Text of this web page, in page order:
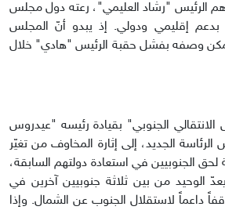
يقودهم الرئيس "رشاد العليمي"، رعته دول مجلس
بدعم إقليمي ودولي. إذ يبدو أنّ المجلس
يُمكن وصفه بفشل حقبة الرئيس "هادي" خلال
الجنوبي" بقيادة رئيسه "عيدروس
الجديد، إلى إثارة المخاوف من تغيّر
لحق الجنوبيين في استعادة دولتهم السابقة،
الوحيد من بين ثلاثة جنوبيين آخرين في
داعماً لاستقلال الجنوب عن الشمال. وإذا